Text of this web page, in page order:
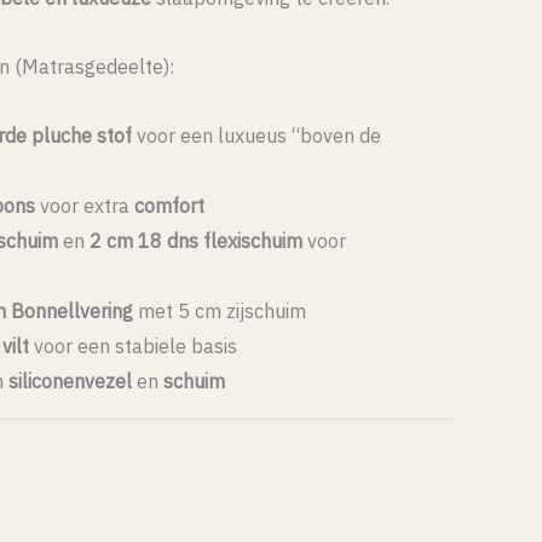
(Matrasgedeelte):
pluche stof voor een luxueus “boven de
voor extra comfort
en 2 cm 18 dns flexischuim voor
Bonnellvering met 5 cm zijschuim
voor een stabiele basis
siliconenvezel en schuim